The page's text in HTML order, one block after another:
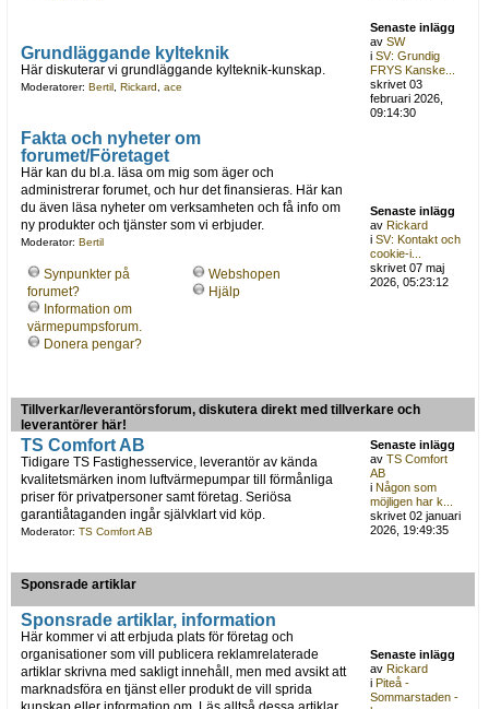
Grundläggande kylteknik
Här diskuterar vi grundläggande kylteknik-kunskap.
Moderatorer: Bertil, Rickard ace
Senaste inlägg
avSW
iSV: Grundig
FRYS Kanske...
skrivet 03
februari 2026,
09:14:30
Fakta och nyheter om
forumet/Företaget
Här kan du bl.a. läsa om mig som äger och
administrerar forumet, och hur det finansieras. Här kan
du även läsa nyheter om verksamheten och få info om
ny produkter och tjänster som vi erbjuder.
Moderator: Bertil
Synpunkter på
forumet?
Information om
värmepumpsforum.
Donera pengar?
Webshopen
Hjälp
Senaste inlägg
avRickard
iSV: Kontakt och
cookie-i...
skrivet 07 maj
2026, 05:23:12
Tillverkar/leverantörsforum, diskutera direkt med tillverkare och
leverantörer här!
TS Comfort AB
Tidigare TS Fastighesservice, leverantör av kända
kvalitetsmärken inom luftvärmepumpar till förmånliga
priser för privatpersoner samt företag. Seriösa
garantiåtaganden ingår självklart vid köp.
Moderator: TS Comfort AB
Senaste inlägg
avTS Comfort
AB
iNågon som
möjligen har k...
skrivet 02 januari
2026, 19:49:35
Sponsrade artiklar
Sponsrade artiklar, information
Här kommer vi att erbjuda plats för företag och
organisationer som vill publicera reklamrelaterade
artiklar skrivna med sakligt innehåll, men med avsikt att
marknadsföra en tjänst eller produkt de vill sprida
Senaste inlägg
avRickard
iPiteå -
Sommarstaden -